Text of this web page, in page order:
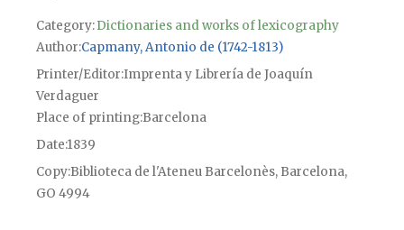
Category:Dictionaries and works of lexicography
Author Capmany, Antonio de (1742-1813)
Printer/Editor Imprenta y Librería de Joaquín
Verdaguer
Place of printingBarcelona
Date1839
CopyBiblioteca de l'Ateneu Barcelonès, Barcelona,
GO 4994